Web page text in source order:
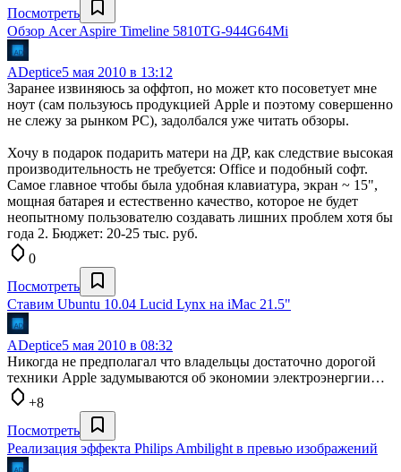
Посмотреть
Обзор Acer Aspire Timeline 5810TG-944G64Mi
ADeptice5 мая 2010 в 13:12
Заранее извиняюсь за оффтоп, но может кто посоветует мне
ноут (сам пользуюсь продукцией Apple и поэтому совершенно
не слежу за рынком PC), задолбался уже читать обзоры.
Хочу в подарок подарить матери на ДР, как следствие высокая
производительность не требуется: Office и подобный софт.
Самое главное чтобы была удобная клавиатура, экран ~ 15",
мощная батарея и естественно качество, которое не будет
неопытному пользователю создавать лишних проблем хотя бы
года 2. Бюджет: 20-25 тыс. руб.
0
Посмотреть
Ставим Ubuntu 10.04 Lucid Lynx на iMac 21.5"
ADeptice5 мая 2010 в 08:32
Никогда не предполагал что владельцы достаточно дорогой
техники Apple задумываются об экономии электроэнергии…
+8
Посмотреть
Реализация эффекта Philips Ambilight в превью изображений